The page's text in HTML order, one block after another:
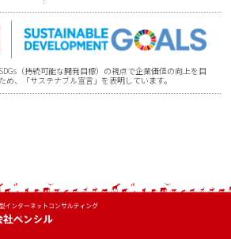
（持続可能な開発目標）の視点で企業価値の向上を目
、「サステナブル宣言」を表明しています。